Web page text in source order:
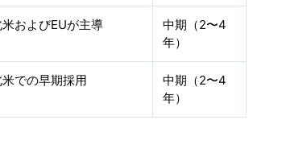
およびEUが主導
中期（2〜4
年）
での早期採用
中期（2〜4
年）